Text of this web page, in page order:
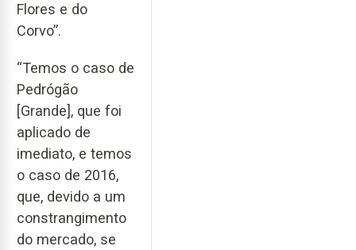
Flores e do
Corvo”.
“Temos o caso de
Pedrógão
[Grande], que foi
aplicado de
imediato, e temos
o caso de 2016,
que, devido a um
constrangimento
do mercado, se